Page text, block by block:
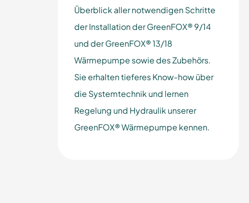
Überblick aller notwendigen Schritte
der Installation der GreenFOX® 9/14
und der GreenFOX® 13/18
Wärmepumpe sowie des Zubehörs.
Sie erhalten tieferes Know-how über
die Systemtechnik und lernen
Regelung und Hydraulik unserer
GreenFOX® Wärmepumpe kennen.